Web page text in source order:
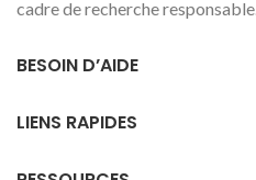
cadre de recherche responsable.
BESOIN D’AIDE
LIENS RAPIDES